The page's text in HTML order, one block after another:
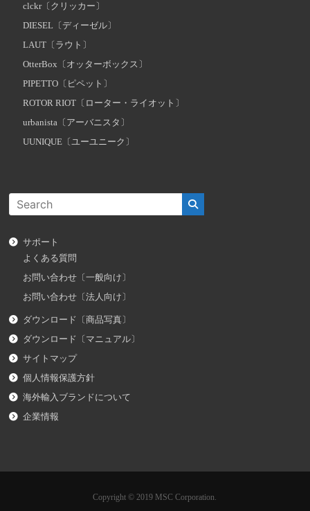
clckr〔クリッカー〕
DIESEL〔ディーゼル〕
LAUT〔ラウト〕
OtterBox〔オッターボックス〕
PIPETTO〔ピペット〕
ROTOR RIOT〔ローター・ライオット〕
urbanista〔アーバニスタ〕
UUNIQUE〔ユーユニーク〕
サポート
よくある質問
お問い合わせ〔一般向け〕
お問い合わせ〔法人向け〕
ダウンロード〔商品写真〕
ダウンロード〔マニュアル〕
サイトマップ
個人情報保護方針
海外輸入ブランドについて
企業情報
Copyright © 2019 MSC Corporation.